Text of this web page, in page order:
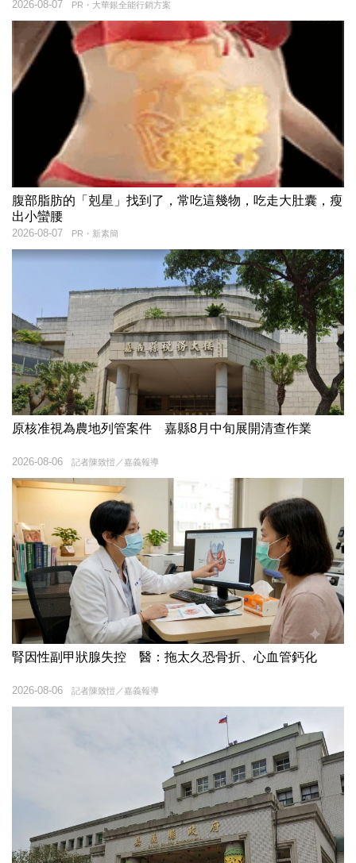
PR・大華銀全能行銷方案
2026-08-07
腹部脂肪的「剋星」找到了，常吃這幾物，吃走大肚囊，瘦
出小蠻腰
PR・新素簡
2026-08-07
原核准視為農地列管案件 嘉縣8月中旬展開清查作業
記者陳致愷／嘉義報導
2026-08-06
腎因性副甲狀腺失控 醫：拖太久恐骨折、心血管鈣化
記者陳致愷／嘉義報導
2026-08-06